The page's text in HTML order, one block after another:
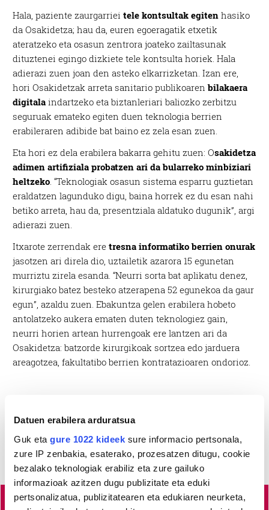
Datuen erabilera arduratsua
Guk eta gure 1022 kideek sure informacio pertsonala,
zure IP zenbakia, esaterako, prozesatzen ditugu, cookie
bezalako teknologiak erabiliz eta zure gailuko
informazioak azitzen dugu publizitate eta eduki
pertsonalizatua, publizitatearen eta edukiaren neurketa,
Hala, paziente zaurgarrieitele kontsultak egiten hasiko
da Osakidetza; hau da, euren egoeragatik etxetik
ateratzeko eta osasun zentrora joateko zailtasunak
dituztenei egingo dizkiete tele kontsulta horiek. Hala
adierazi zuen joan den asteko elkarrizketan. Izan ere,
hori Osakidetzak arreta sanitario publikoaren bilakaera
digitala indartzeko eta biztanleriari baliozko zerbitzu
seguruak emateko egiten duen teknologia berrien
erabileraren adibide bat baino ez zela esan zuen.
Eta hori ez dela erabilera bakarra gehitu zuen: Osakidetza
adimen artifiziala probatzen ari da bularreko minbiziari
heltzeko . “Teknologiak osasun sistema esparru guztietan
eraldatzen lagunduko digu, baina horrek ez du esan nahi
betiko arreta, hau da, presentziala aldatuko dugunik”, argi
adierazi zuen.
Itxarote zerrendak ere tresna informatiko berrien onurak
jasotzen ari direla dio, uztailetik azarora 15 egunetan
murriztu zirela esanda. “Neurri sorta bat aplikatu denez,
kirurgiako batez besteko atzerapena 52 egunekoa da gaur
egun”, azaldu zuen. Ebakuntza gelen erabilera hobeto
antolatzeko aukera ematen duten teknologiez gain,
neurri horien artean hurrengoak ere lantzen ari da
Osakidetza: batzorde kirurgikoak sortzea edo jarduera
areagotzea, fakultatibo berrien kontratazioaren ondorioz.